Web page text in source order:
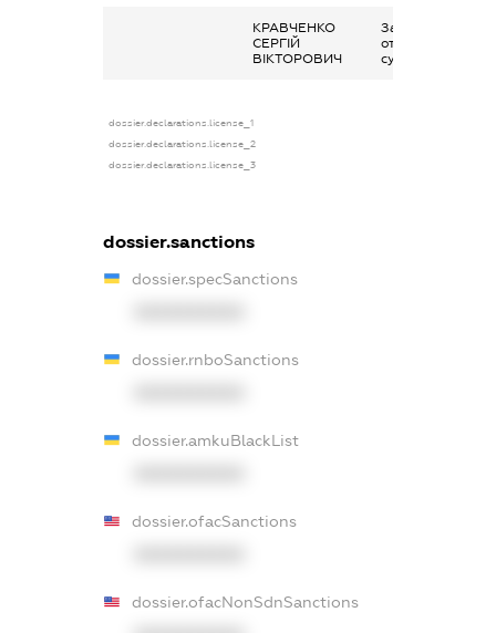
КРАВЧЕНКО
СЕРГІЙ
ВІКТОРОВИЧ
Заробітна плата
отримана за
сумісництвом
dossier.declarations.license_1
dossier.declarations.license_2
dossier.declarations.license_3
dossier.sanctions
dossier.specSanctions
dossier.rnboSanctions
dossier.amkuBlackList
dossier.ofacSanctions
dossier.ofacNonSdnSanctions